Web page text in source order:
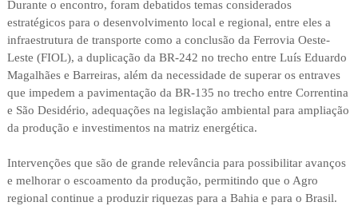
Durante o encontro, foram debatidos temas considerados
estratégicos para o desenvolvimento local e regional, entre eles a
infraestrutura de transporte como a conclusão da Ferrovia Oeste-
Leste (FIOL), a duplicação da BR-242 no trecho entre Luís Eduardo
Magalhães e Barreiras, além da necessidade de superar os entraves
que impedem a pavimentação da BR-135 no trecho entre Correntina
e São Desidério, adequações na legislação ambiental para ampliação
da produção e investimentos na matriz energética.
Intervenções que são de grande relevância para possibilitar avanços
e melhorar o escoamento da produção, permitindo que o Agro
regional continue a produzir riquezas para a Bahia e para o Brasil.